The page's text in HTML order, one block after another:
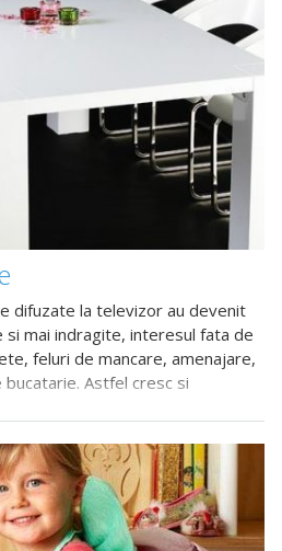
difuzate la televizor au devenit
si mai indragite, interesul fata de
feluri de mancare, amenajare,
Astfel cresc si